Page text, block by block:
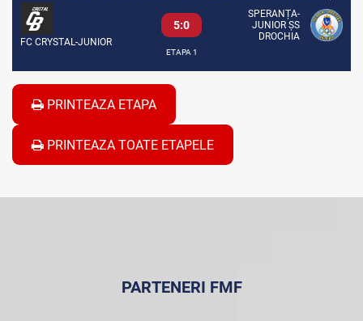
FC CRYSTAL-JUNIOR
5:0
SPERANȚA-
JUNIOR ȘS
DROCHIA
ETAPA 1
PRINTEAZA ETAPA
PRINTEAZA TOATE ETAPELE
PARTENERI FMF